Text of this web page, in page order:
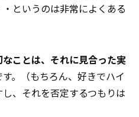
というのは非常によくある
ことは、それに見合った実
。（もちろん、好きでハイ
、それを否定するつもりは